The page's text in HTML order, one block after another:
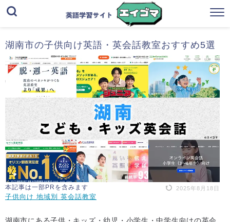
湖南市の子供向け英語・英会話教室おすすめ5選
本記事は一部PRを含みます 2025年8月18日
子供向け 地域別 英会話教室
湖南市にある子供・キッズ・幼児・小学生・中学生向けの英会